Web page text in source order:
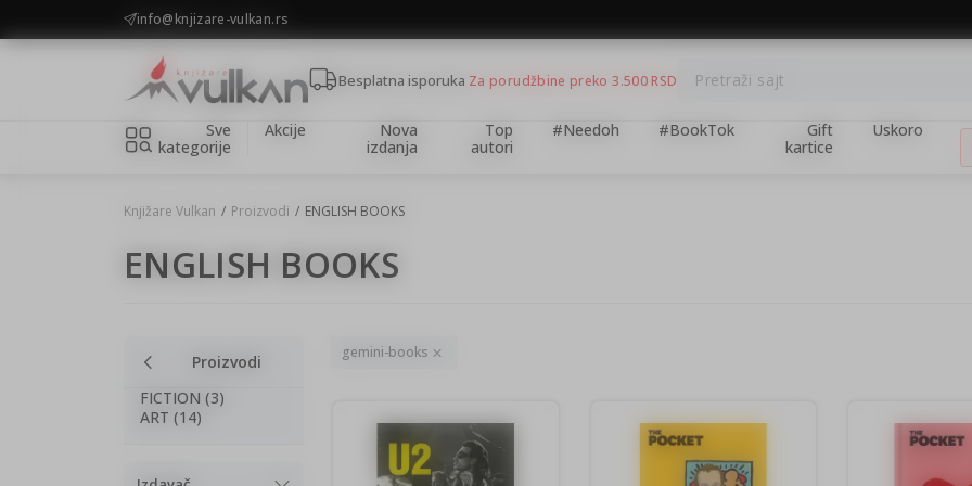
info@knjizare-vulkan.rs
KOLIČINSKI POPUST ::: Dodatnih 10% na tri kupljena artikla
Besplatna isporuka Za porudžbine preko 3.500 RSD Pretraži sajt
Sve
kategorije
Akcije
Nova
izdanja
Top
autori
#Needoh #BookTok
Gift
kartice
Uskoro
Knjižare Vulkan Proizvodi ENGLISH BOOKS
ENGLISH BOOKS
Proizvodi
FICTION (3)
ART (14)
gemini-books